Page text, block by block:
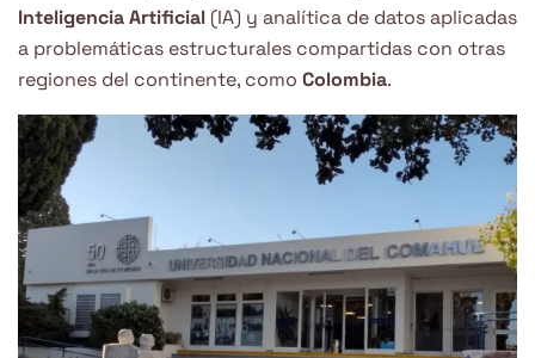
Inteligencia Artificial (IA) y analítica de datos aplicadas
a problemáticas estructurales compartidas con otras
regiones del continente, como Colombia.